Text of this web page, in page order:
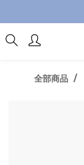
全部商品